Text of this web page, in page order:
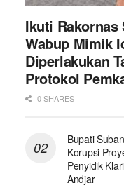
Ikuti Rakornas
Wabup Mimik
Diperlakukan
Protokol
0 SHARES
Bupati
Korupsi
Penyidik
Andjar